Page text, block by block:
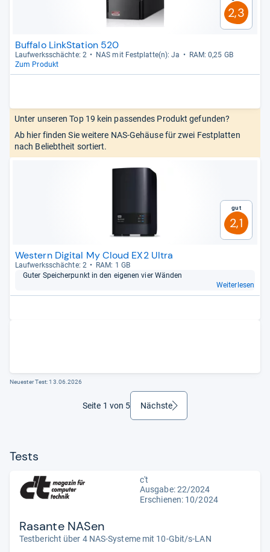
2,3
Buffalo LinkStation 520
Lauf­werks­schächte: 2 NAS mit Fest­platte(n): Ja
RAM: 0,25 GB
Zum Produkt
Unter unseren Top 19 kein passendes Produkt gefunden?
Ab hier finden Sie weitere NAS-Gehäuse für zwei Festplatten
nach Beliebtheit sortiert.
Gut
2,1
Western Digital My Cloud EX2 Ultra
Lauf­werks­schächte: 2
RAM: 1 GB
Guter Spei­cher­punkt in den eige­nen vier Wän­den
Weiterlesen
Neuester Test:13.06.2026
Seite 1 von 5 Nächsteweiter
Tests
c't
Ausgabe: 22/2024
Erschienen: 10/2024
Rasante NASen
Testbericht über 4 NAS-Systeme mit 10-Gbit/s-LAN